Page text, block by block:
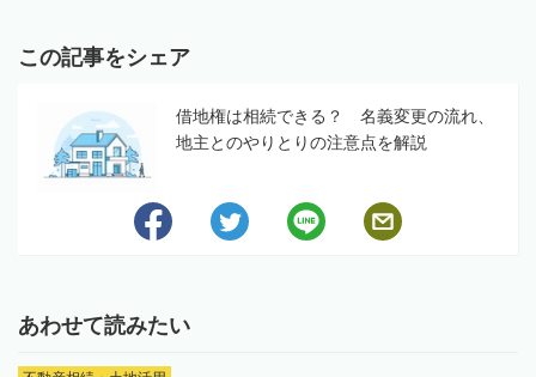
この記事をシェア
借地権は相続できる？ 名義変更の流れ、
地主とのやりとりの注意点を解説
あわせて読みたい